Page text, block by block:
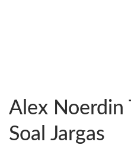
Alex Noerdin
Soal Jargas